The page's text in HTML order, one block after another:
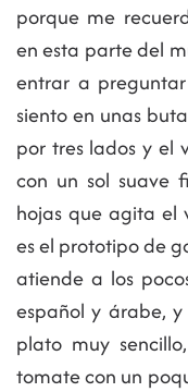
porque me
en esta parte del
entrar a
siento en unas
por tres lados y el
con un sol suave
hojas que agita el
es el prototipo de
atiende a los
español y árabe,
plato muy
tomate con un